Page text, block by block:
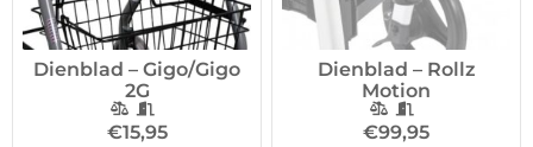
Dienblad – Gigo/Gigo
2G
€15,95
Dienblad – Rollz
Motion
€99,95